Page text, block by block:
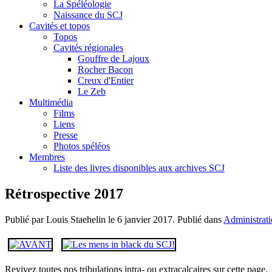
La Spéléologie
Naissance du SCJ
Cavités et topos
Topos
Cavités régionales
Gouffre de Lajoux
Rocher Bacon
Creux d'Entier
Le Zeb
Multimédia
Films
Liens
Presse
Photos spéléos
Membres
Liste des livres disponibles aux archives SCJ
Rétrospective 2017
Publié par Louis Staehelin le 6 janvier 2017. Publié dans
Revivez toutes nos tribulations intra- ou extracalcaires sur cette page.